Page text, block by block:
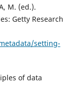
M. (ed.).
Getty Research
setting-
of data